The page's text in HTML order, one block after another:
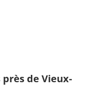
de Vieux-